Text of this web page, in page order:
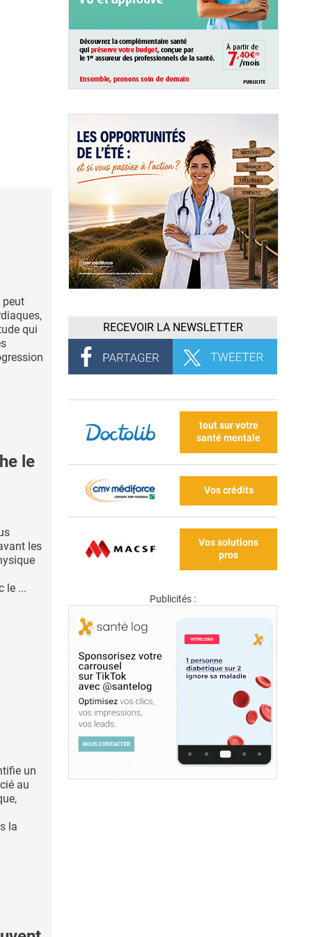
peut
qui
le
les
le ...
un
au
la
RECEVOIR LA NEWSLETTER
tout sur votre
santé mentale
Vos crédits
Vos solutions
pros
Publicités :